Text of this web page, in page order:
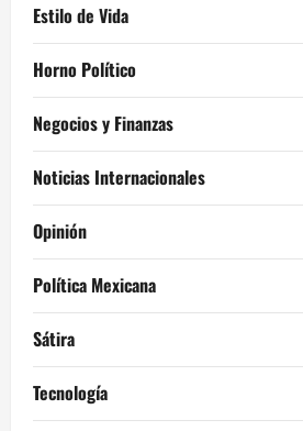
Estilo de Vida
Horno Político
Negocios y Finanzas
Noticias Internacionales
Opinión
Política Mexicana
Sátira
Tecnología